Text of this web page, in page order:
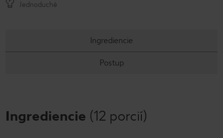
Jednoduché
Ingrediencie
Postup
Ingrediencie (12 porcií)